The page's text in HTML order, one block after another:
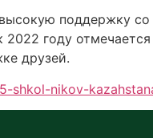
поддержку
году
друзей.
shkol-nikov-